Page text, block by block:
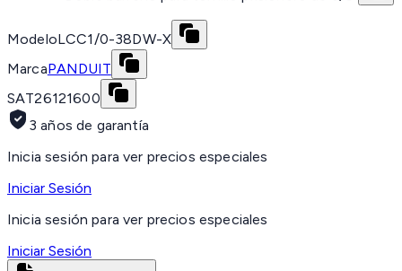
ModeloLCC1/0-38DW-X
MarcaPANDUIT
SAT26121600
3 años de garantía
Inicia sesión para ver precios especiales
Iniciar Sesión
Inicia sesión para ver precios especiales
Iniciar Sesión